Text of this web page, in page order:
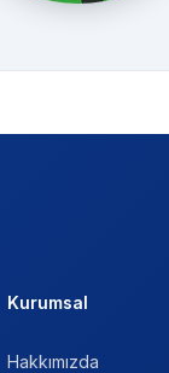
Kurumsal
Hakkımızda